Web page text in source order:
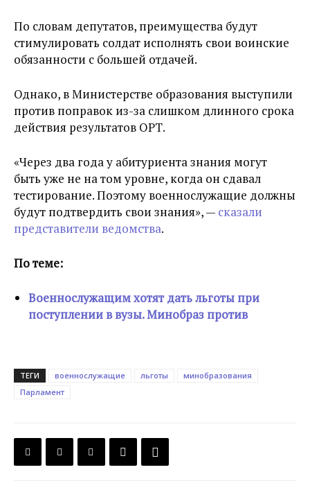
По словам депутатов, преимущества будут
стимулировать солдат исполнять свои воинские
обязанности с большей отдачей.
Однако, в Министерстве образования выступили
против поправок из-за слишком длинного срока
действия результатов ОРТ.
«Через два года у абитуриента знания могут
быть уже не на том уровне, когда он сдавал
тестирование. Поэтому военнослужащие должны
будут подтвердить свои знания», — сказали
представители ведомства.
По теме:
Военнослужащим хотят дать льготы при
поступлении в вузы. Минобраз против
ТЕГИ военнослужащие льготы
минобразования
Парламент